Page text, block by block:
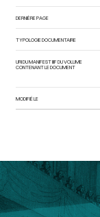
DERNIÈRE PAGE
TYPOLOGIE DOCUMENTAIRE
URI DU MANIFEST IIIF DU VOLUME
CONTENANT LE DOCUMENT
MODIFIÉ LE